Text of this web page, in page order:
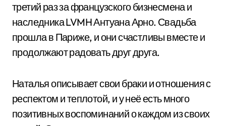
третий раз за французского бизнесмена и
наследника LVMH Антуана Арно. Свадьба
прошла в Париже, и они счастливы вместе и
продолжают радовать друг друга.
Наталья описывает свои браки и отношения с
респектом и теплотой, и у неё есть много
позитивных воспоминаний о каждом из своих